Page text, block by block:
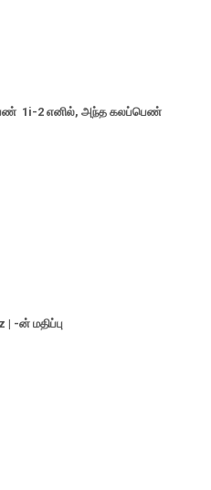
1 i-2 எனில், அந்த கலப்பெண்
| -ன் மதிப்பு